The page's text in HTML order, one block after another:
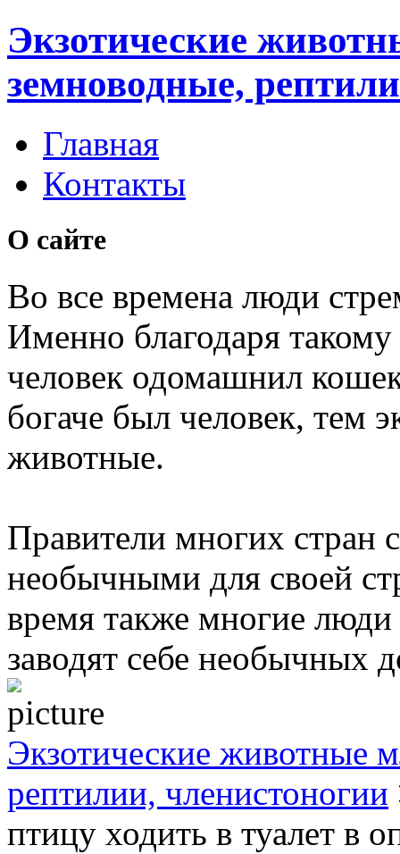
Экзотические
земноводные,
Главная
Контакты
О сайте
Во все времена люди
Именно благодаря
человек одомашнил
богаче был человек, тем
животные.
Правители многих стран
необычными для своей
время также многие люди
заводят себе
Экзотические животные
рептилии, членистоногии
птицу ходить в туалет в